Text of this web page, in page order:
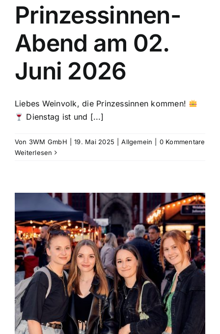
Prinzessinnen-
Abend am 02.
Juni 2026
Liebes Weinvolk, die Prinzessinnen kommen!
Dienstag ist und [...]
Von 3WM GmbH 19. Mai 2025 Allgemein
0 Kommentare
Weiterlesen